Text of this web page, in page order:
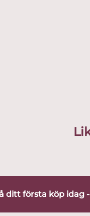
ditt första köp idag